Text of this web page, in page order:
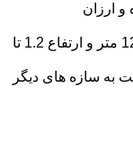
ارزان
امکان ساخت ابعاد بزرگ از قطر3.5 تا 12 متر و ارتفاع 1.2 تا
به سازه های دیگر